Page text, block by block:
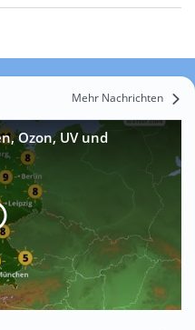
Mehr Nachrichten
Ozon, UV und